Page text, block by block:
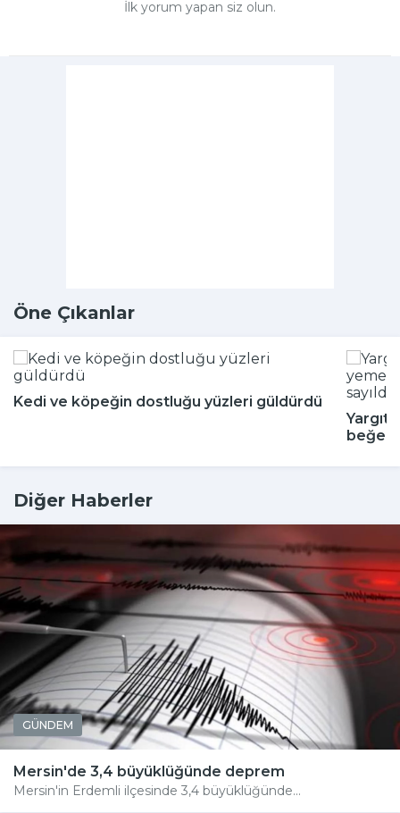
İlk yorum yapan siz olun.
Öne Çıkanlar
Kedi ve köpeğin dostluğu yüzleri güldürdü
Diğer Haberler
GÜNDEM
Mersin'de 3,4 büyüklüğünde deprem
Mersin'in Erdemli ilçesinde 3,4 büyüklüğünde...